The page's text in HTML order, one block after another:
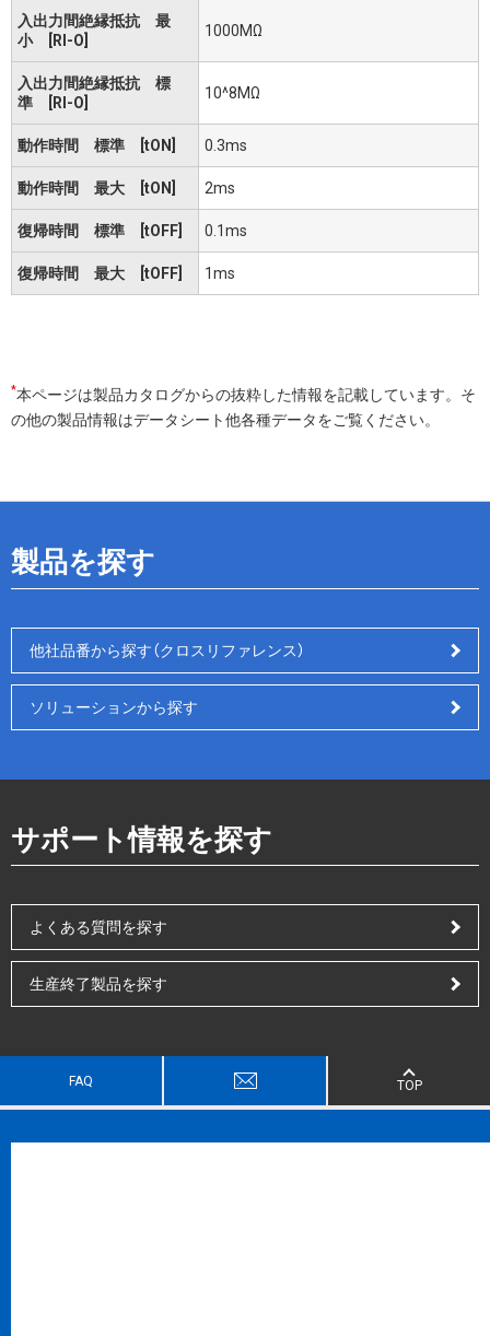
入出力間絶縁抵抗 最
小 [RI-O]
1000MΩ
入出力間絶縁抵抗 標
準 [RI-O]
10^8MΩ
動作時間 標準 [tON] 0.3ms
動作時間 最大 [tON] 2ms
復帰時間 標準 [tOFF] 0.1ms
復帰時間 最大 [tOFF] 1ms
*本ページは製品カタログからの抜粋した情報を記載しています。そ
の他の製品情報はデータシート他各種データをご覧ください。
製品を探す
他社品番から探す（クロスリファレンス）
ソリューションから探す
サポート情報を探す
よくある質問を探す
生産終了製品を探す
FAQ TOP